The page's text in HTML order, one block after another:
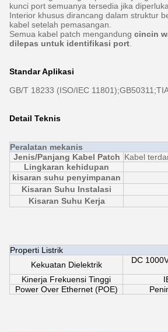
kunci port semuanya tersedia jika
Interior khusus dirancang dalam struktur
kabel setelah pemasangan.
Semua kabel patch mengandung cincin
dilepas untuk identifikasi port
Standar Aplikasi
GB/T 18233 (ISO/IEC
Detail Teknis
Peralatan mekanis
Jenis/Panjang Kabel Patch Kabel
Lingkaran kehidupan
kisaran suhu penyimpanan
Kisaran Suhu Instalasi
Kisaran Suhu Kerja
Properti Listrik
Kekuatan Dielektrik
DC
Kinerja Frekuensi Tinggi
Power Over Ethernet (POE)